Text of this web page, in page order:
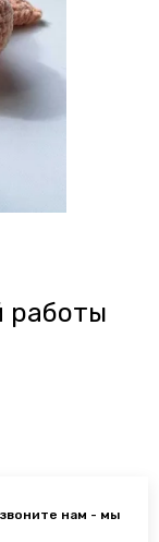
работы